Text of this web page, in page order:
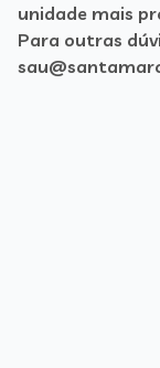
unidade mais
Para outras